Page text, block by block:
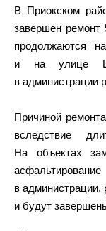
В Приокском
завершен
продолжаются
и на улице
в администрации
Причиной
вследствие
На объектах
в администрации,
и будут